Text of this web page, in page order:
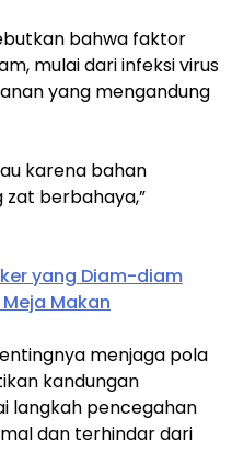
bahwa faktor
mulai dari infeksi virus
yang mengandung
karena bahan
berbahaya,”
yang Diam-diam
Makan
menjaga pola
kandungan
langkah pencegahan
dan terhindar dari